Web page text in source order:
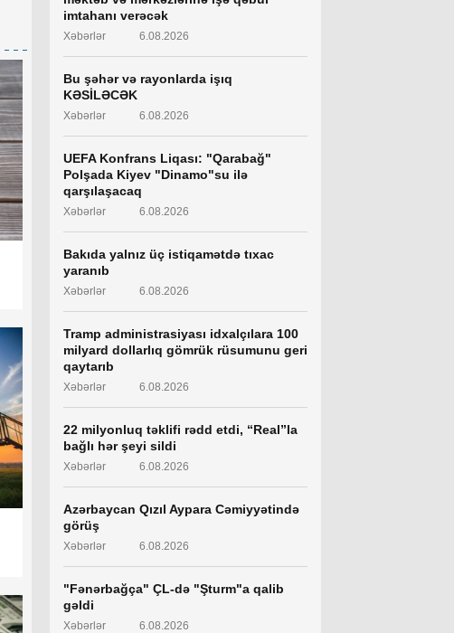
imtahanı verəcək
Xəbərlər 6.08.2026
Bu şəhər və rayonlarda işıq
KƏSİLƏCƏK
Xəbərlər 6.08.2026
UEFA Konfrans Liqası: "Qarabağ"
Polşada Kiyev "Dinamo"su ilə
qarşılaşacaq
Xəbərlər 6.08.2026
Bakıda yalnız üç istiqamətdə tıxac
yaranıb
Xəbərlər 6.08.2026
Tramp administrasiyası idxalçılara 100
milyard dollarlıq gömrük rüsumunu geri
qaytarıb
Xəbərlər 6.08.2026
22 milyonluq təklifi rədd etdi, “Real”la
bağlı hər şeyi sildi
Xəbərlər 6.08.2026
Azərbaycan Qızıl Aypara Cəmiyyətində
görüş
Xəbərlər 6.08.2026
"Fənərbağça" ÇL-də "Şturm"a qalib
gəldi
Xəbərlər 6.08.2026